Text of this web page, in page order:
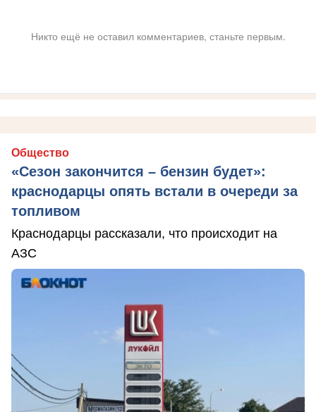
Никто ещё не оставил комментариев, станьте первым.
Общество
«Сезон закончится – бензин будет»:
краснодарцы опять встали в очереди за
топливом
Краснодарцы рассказали, что происходит на
АЗС